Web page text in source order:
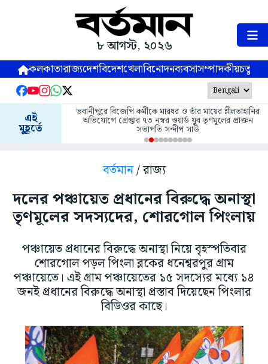
৮ আগস্ট, ২০২৬
কলকাতারাজ্যদেশবিদেশখেলাবিনোদনব্যবসাসম্পাদকীয়
এই
মুহূর্তে
ভবানীপুরে বিজেপি কর্মীকে মারধর ও তাঁর মায়ের শ্লীলতাহানির
অভিযোগে গ্রেপ্তার ৭৩ নম্বর ওয়ার্ড যুব তৃণমূলের প্রাক্তন
সভাপতি সন্দীপ সাউ
বর্তমান/ রাজ্য
দলের পঞ্চায়েত প্রধানের বিরুদ্ধে অনাস্থা
তৃণমূলের সদস্যদের, শোরগোল পিংলায়
পঞ্চায়েত প্রধানের বিরুদ্ধে অনাস্থা নিয়ে বৃহস্পতিবার
শোরগোল পড়ল পিংলা ব্লকের ধনেশ্বরপুর গ্রাম
পঞ্চায়েতে। এই গ্রাম পঞ্চায়েতের ১৫ সদস্যের মধ্যে ১৪
জনই প্রধানের বিরুদ্ধে অনাস্থা প্রস্তাব দিয়েছেন পিংলার
বিডিওর কাছে।